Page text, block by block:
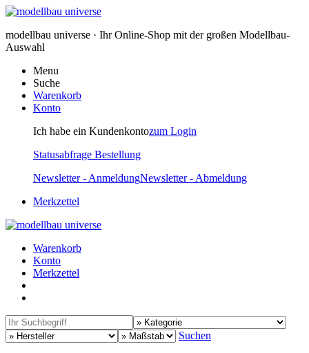
modellbau universe · Ihr Online-Shop mit der großen Modellbau-
Auswahl
Menu
Suche
Warenkorb
Konto
Ich habe ein Kundenkontozum Login
Statusabfrage Bestellung
Newsletter - AnmeldungNewsletter - Abmeldung
Merkzettel
Warenkorb
Konto
Merkzettel
Suchen